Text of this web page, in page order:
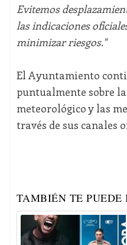
Evitemos
las indicaciones
minimizar riesgos."
El Ayuntamiento
puntualmente sobre
meteorológico y las
través de sus canales
TAMBIÉN TE PUEDE